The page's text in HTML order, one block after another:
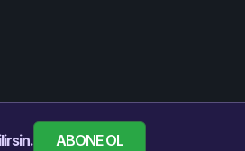
ABONE OL